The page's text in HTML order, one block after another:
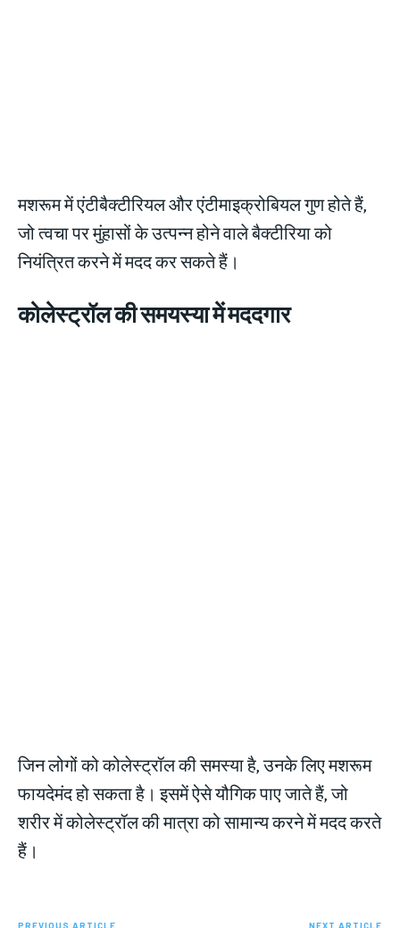
मशरूम में एंटीबैक्टीरियल और एंटीमाइक्रोबियल गुण होते हैं,
जो त्वचा पर मुंहासों के उत्पन्न होने वाले बैक्टीरिया को
नियंत्रित करने में मदद कर सकते हैं।
कोलेस्ट्रॉल की समयस्या में मददगार
जिन लोगों को कोलेस्ट्रॉल की समस्या है, उनके लिए मशरूम
फायदेमंद हो सकता है। इसमें ऐसे यौगिक पाए जाते हैं, जो
शरीर में कोलेस्ट्रॉल की मात्रा को सामान्य करने में मदद करते
हैं।
PREVIOUS ARTICLE NEXT ARTICLE